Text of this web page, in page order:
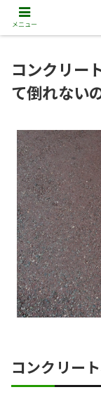
コンクリー
て倒れない
コンクリー
メニュー